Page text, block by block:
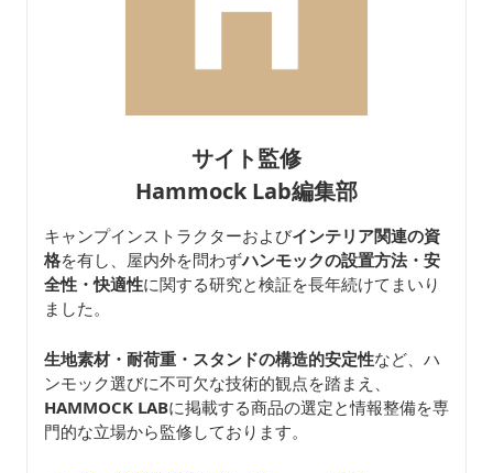
サイト監修
Hammock Lab編集部
キャンプインストラクターおよびインテリア関連の資
格を有し、屋内外を問わずハンモックの設置方法・安
全性・快適性に関する研究と検証を長年続けてまいり
ました。
生地素材・耐荷重・スタンドの構造的安定性など、ハ
ンモック選びに不可欠な技術的観点を踏まえ、
HAMMOCK LABに掲載する商品の選定と情報整備を専
門的な立場から監修しております。